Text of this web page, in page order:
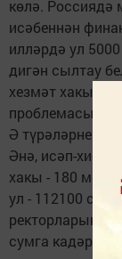
көлә. Россиядә
исәбеннән
илләрдә ул
дигән сылтау
хезмәт хакын
проблемасын
Ә түрәләрнең
Әнә, исәп-
хакы - 180 мең
ул - 112100
ректорларының
сумга кадәр